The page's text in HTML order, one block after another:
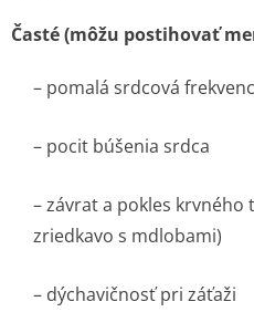
Časté (môžu postihovať
– pomalá srdcová
– pocit búšenia srdca
– závrat a pokles krvného
zriedkavo s mdlobami)
– dýchavičnosť pri záťaži